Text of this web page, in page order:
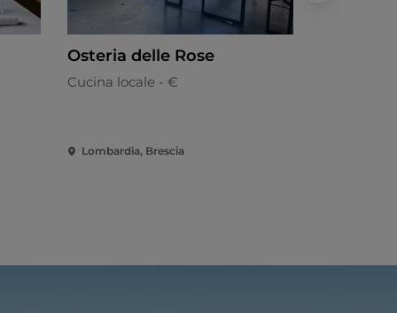
Osteria delle Rose
Cucina locale - €
Lombardia, Brescia